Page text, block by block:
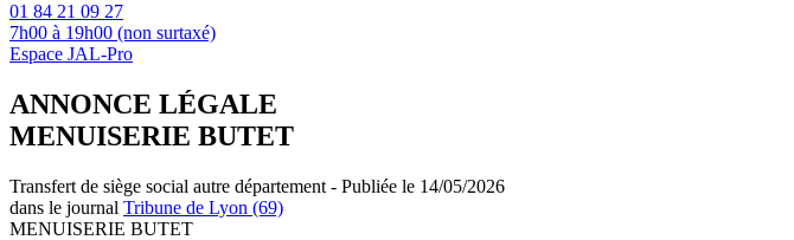
01 84 21 09 27
7h00 à 19h00 (non surtaxé)
Espace JAL-Pro
ANNONCE LÉGALE
MENUISERIE BUTET
Transfert de siège social autre département - Publiée le 14/05/2026
dans le journal Tribune de Lyon (69)
MENUISERIE BUTET